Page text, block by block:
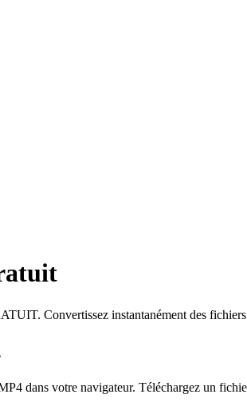
Convertissez instantanément des fichiers
dans votre navigateur. Téléchargez un